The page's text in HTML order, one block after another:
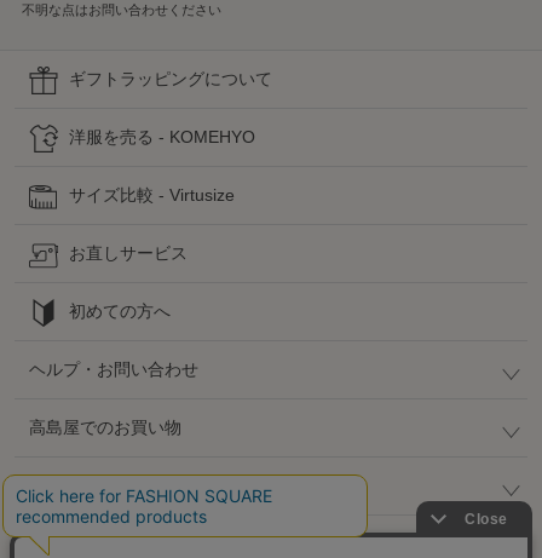
不明な点はお問い合わせください
ギフトラッピングについて
洋服を売る - KOMEHYO
サイズ比較 - Virtusize
お直しサービス
初めての方へ
ヘルプ・お問い合わせ
高島屋でのお買い物
公式SNS
企業情報 / 規約 / 採用情報